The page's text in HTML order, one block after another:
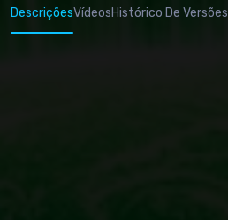
DescriçõesVídeosHistórico De Versões